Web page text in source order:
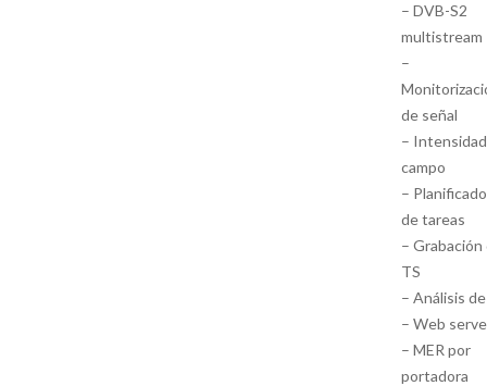
– DVB-S2
multistream
–
de señal
–
campo
–
de tareas
– Grabación
TS
– Análisis
– Web
– MER por
portadora